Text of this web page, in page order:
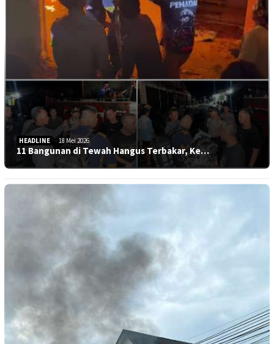
HEADLINE 18 Mei 2026
11 Bangunan di Tewah Hangus Terbakar, Ke…